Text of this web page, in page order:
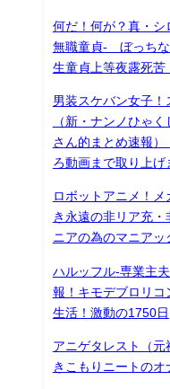
何だ！何が？真・
無職童貞- ぼっちな
生童貞上等夜露死苦
男装スケバン女子！
（新・ナンノひゃ
さん的まとめ速報
ろ動画まで取り上げ
ロボットアニメ！
き永遠の非リア充
ニアの為のマニアッ
ハルッフル-専業主
報！キモデブロリコ
生活！激動の1750日
アニゲタレスト（
きこもりニートのオ